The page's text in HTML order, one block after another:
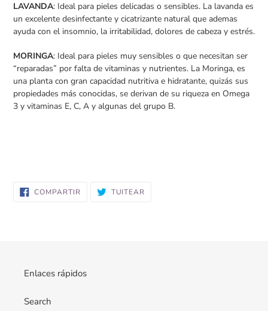
LAVANDA: Ideal para pieles delicadas o sensibles. La lavanda es
un excelente desinfectante y cicatrizante natural que ademas
ayuda con el insomnio, la irritabilidad, dolores de cabeza y estrés.
MORINGA: Ideal para pieles muy sensibles o que necesitan ser
“reparadas” por falta de vitaminas y nutrientes. La Moringa, es
una planta con gran capacidad nutritiva e hidratante, quizás sus
propiedades más conocidas, se derivan de su riqueza en Omega
3 y vitaminas E, C, A y algunas del grupo B.
COMPARTIRCOMPARTIR
EN
TUITEAR
Enlaces rápidos
Search